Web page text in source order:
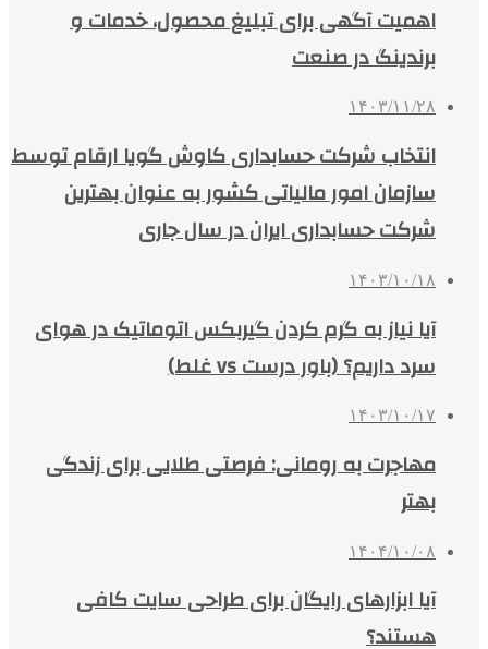
اهمیت آگهی برای تبلیغ محصول، خدمات و
برندینگ در صنعت
۱۴۰۳/۱۱/۲۸
انتخاب شرکت حسابداری کاوش گویا ارقام توسط
سازمان امور مالیاتی کشور به عنوان بهترین
شرکت حسابداری ایران در سال جاری
۱۴۰۳/۱۰/۱۸
آیا نیاز به گرم کردن گیربکس اتوماتیک در هوای
سرد داریم؟ (باور درست vs غلط)
۱۴۰۳/۱۰/۱۷
مهاجرت به رومانی: فرصتی طلایی برای زندگی
بهتر
۱۴۰۴/۱۰/۰۸
آیا ابزارهای رایگان برای طراحی سایت کافی
هستند؟